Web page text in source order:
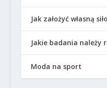
Jak założyć własną
Jakie badania należy
Moda na sport